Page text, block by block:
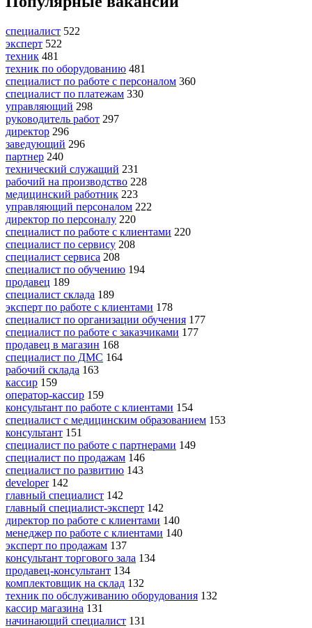
специалист 522
эксперт 522
техник 481
техник по оборудованию 481
специалист по работе с персоналом 360
специалист по платежам 330
управляющий 298
руководитель работ 297
директор 296
заведующий 296
партнер 240
технический служащий 231
рабочий на производство 228
медицинский работник 223
управляющий персоналом 222
директор по персоналу 220
специалист по работе с клиентами 220
специалист по сервису 208
специалист сервиса 208
специалист по обучению 194
продавец 189
специалист склада 189
эксперт по работе с клиентами 178
специалист по организации обучения 177
специалист по работе с заказчиками 177
продавец в магазин 168
специалист по ДМС 164
рабочий склада 163
кассир 159
оператор-кассир 159
консультант по работе с клиентами 154
специалист с медицинским образованием 153
консультант 151
специалист по работе с партнерами 149
специалист по продажам 146
специалист по развитию 143
developer 142
главный специалист 142
главный специалист-эксперт 142
директор по работе с клиентами 140
менеджер по работе с клиентами 140
эксперт по продажам 137
консультант торгового зала 134
продавец-консультант 134
комплектовщик на склад 132
техник по обслуживанию оборудования 132
кассир магазина 131
начинающий специалист 131